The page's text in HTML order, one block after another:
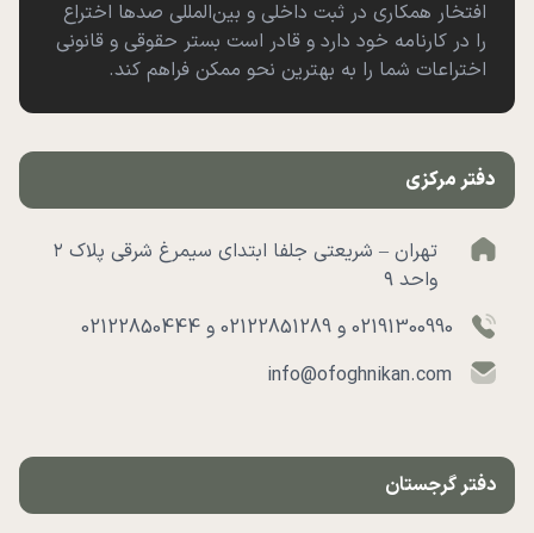
افتخار همکاری در ثبت داخلی و بین‌المللی صدها اختراع
را در کارنامه خود دارد و قادر است بستر حقوقی و قانونی
اختراعات شما را به بهترین نحو ممکن فراهم کند.
دفتر مرکزی
تهران – شریعتی جلفا ابتدای سیمرغ شرقی پلاک ۲
واحد ۹
02191300990 و 02122851289 و 02122850444
info@ofoghnikan.com
دفتر گرجستان